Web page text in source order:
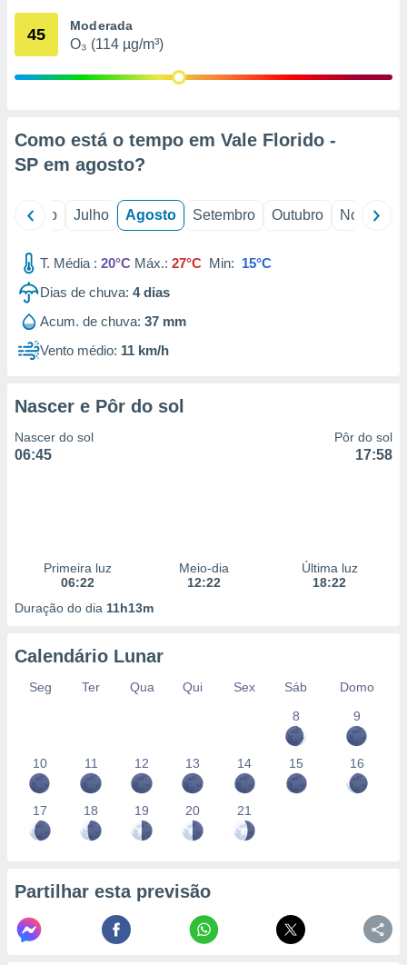
através
1199
45 Moderada
O₃ (114 µg/m³)
Como está o tempo em Vale Florido -
SP em agosto?
Junho Julho Agosto Setembro Outubro Novembro
T. Média : 20°C Máx.: 27°C Min: 15°C
Dias de chuva: 4dias
Acum. de chuva: 37 mm
Vento médio: 11 km/h
Nascer e Pôr do sol
Nascer do sol
06:45
Pôr do sol
17:58
Primeira luz
06:22
Meio-dia
12:22
Última luz
18:22
Duração do dia 11h13m
Calendário Lunar
Seg Ter Qua Qui Sex Sáb
Domo
8
9
10 11 12 13 14 15 16
17 18 19 20 21
Partilhar esta previsão